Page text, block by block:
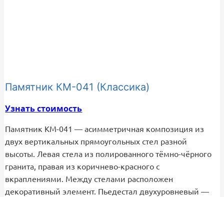
Памятник КМ-041 (Классика)
Узнать стоимость
Памятник КМ-041 — асимметричная композиция из
двух вертикальных прямоугольных стел разной
высоты. Левая стела из полированного тёмно-чёрного
гранита, правая из коричнево-красного с
вкраплениями. Между стелами расположен
декоративный элемент. Пьедестал двухуровневый —